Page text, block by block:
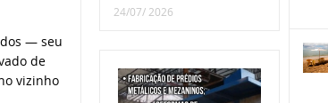
— seu
de
vizinho
24/07/ 2026